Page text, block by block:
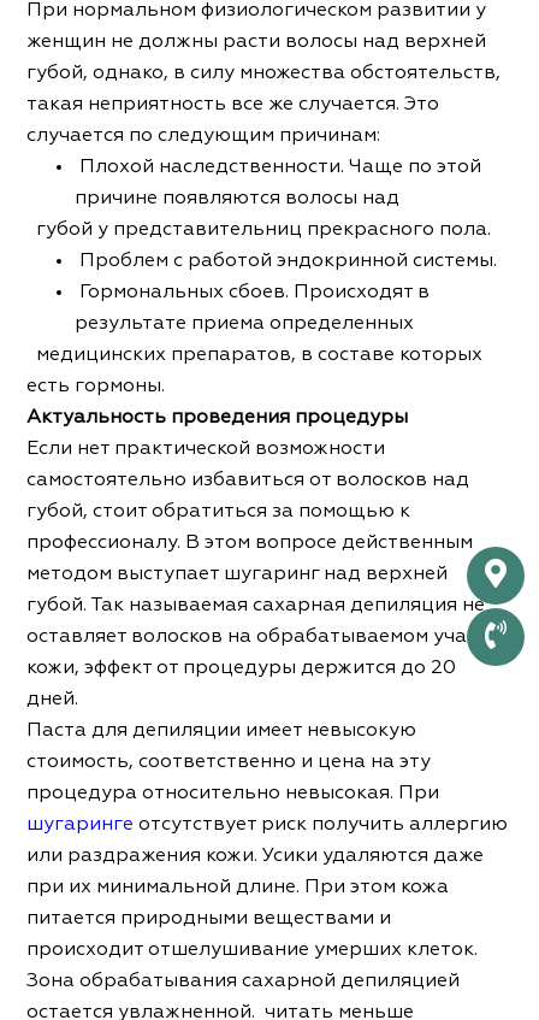
При нормальном физиологическом развитии у
женщин не должны расти волосы над верхней
губой, однако, в силу множества обстоятельств,
такая неприятность все же случается. Это
случается по следующим причинам:
Плохой наследственности. Чаще по этой
причине появляются волосы над
губой у представительниц прекрасного пола.
Проблем с работой эндокринной системы.
Гормональных сбоев. Происходят в
результате приема определенных
медицинских препаратов, в составе которых
есть гормоны.
Актуальность проведения процедуры
Если нет практической возможности
самостоятельно избавиться от волосков над
губой, стоит обратиться за помощью к
профессионалу. В этом вопросе действенным
методом выступает шугаринг над верхней
губой. Так называемая сахарная депиляция не
оставляет волосков на обрабатываемом участке
кожи, эффект от процедуры держится до 20
дней.
Паста для депиляции имеет невысокую
стоимость, соответственно и цена на эту
процедура относительно невысокая. При
шугаринге отсутствует риск получить аллергию
или раздражения кожи. Усики удаляются даже
при их минимальной длине. При этом кожа
питается природными веществами и
происходит отшелушивание умерших клеток.
Зона обрабатывания сахарной депиляцией
остается увлажненной.читать меньше